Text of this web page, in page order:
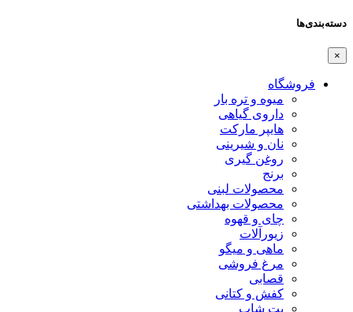
دسته‌بندی‌ها
×
فروشگاه
میوه و تره بار
داروی گیاهی
هایپر مارکت
نان و شیرینی
روغن گیری
برنج
محصولات لبنی
محصولات بهداشتی
چای و قهوه
زیورآلات
ماهی و میگو
مرغ فروشی
قصابی
کفش و کتانی
پت شاپ